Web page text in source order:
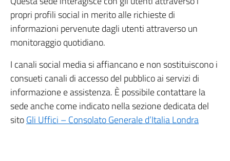
propri profili social in merito alle richieste di
informazioni pervenute dagli utenti attraverso un
monitoraggio quotidiano.
I canali social media si affiancano e non sostituiscono i
consueti canali di accesso del pubblico ai servizi di
informazione e assistenza. È possibile contattare la
sede anche come indicato nella sezione dedicata del
sitoGli Uffici – Consolato Generale d’Italia Londra